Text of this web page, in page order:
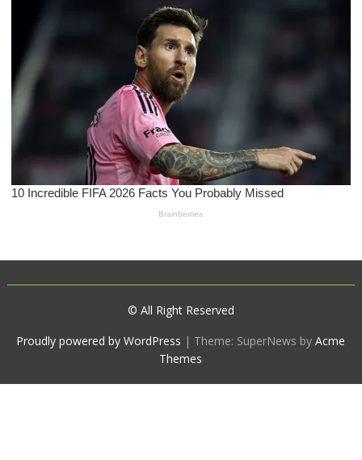
© All Right Reserved
Proudly powered by WordPress | Theme: SuperNews byAcme
Themes